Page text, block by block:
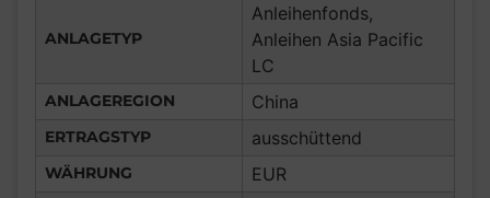
ANLAGETYP
Anleihenfonds,
Anleihen Asia Pacific
LC
ANLAGEREGION China
ERTRAGSTYP ausschüttend
WÄHRUNG EUR